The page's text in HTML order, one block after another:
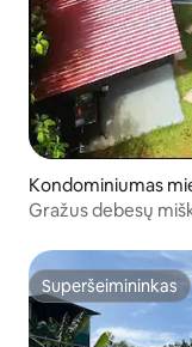
Kondominiumas
Gražus debesų
Superšeimininkas
Superšeimininkas